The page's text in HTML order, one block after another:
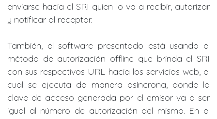
enviarse hacia el SRI quien lo va a recibir, autorizar
y notificar al receptor.
También, el software presentado está usando el
método de autorización offline que brinda el SRI
con sus respectivos URL hacia los servicios web, el
cual se ejecuta de manera asíncrona, donde la
clave de acceso generada por el emisor va a ser
igual al número de autorización del mismo. En el